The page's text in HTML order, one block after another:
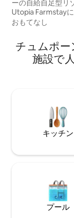
ーの自給自足型リ
Utopia Farmstay
たちのファームス
族のように感じ
トリートメント
で栽培したハー
った素晴らしいオ
おもてなし
チュムポー
施設で
キッチン
プール